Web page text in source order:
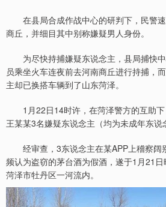
在县局合成作战中心的研判下，民警速
商丘，并细目其中别称嫌疑男人身份。
为尽快持捕嫌疑东说念主，县局捕快中
员乘坐火车连夜前去河南商丘进行持捕，
主却已换搭车辆到了山东菏泽。
1月22日14时许，在菏泽警方的互助下
王某某3名嫌疑东说念主（均为未成年东说
经审查，3东说念主在某APP上稽察阔
频认为盗窃的茅台酒为假酒，遂于1月21
菏泽市牡丹区一河流内。